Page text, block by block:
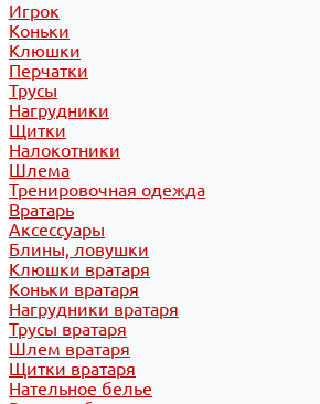
Игрок
Коньки
Клюшки
Перчатки
Трусы
Нагрудники
Щитки
Налокотники
Шлема
Тренировочная одежда
Вратарь
Аксессуары
Блины, ловушки
Клюшки вратаря
Коньки вратаря
Нагрудники вратаря
Трусы вратаря
Шлем вратаря
Щитки вратаря
Нательное белье